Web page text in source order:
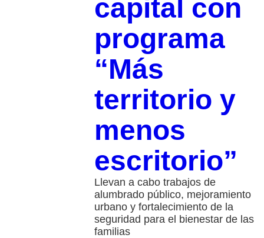
capital con
programa
“Más
territorio y
menos
escritorio”
Llevan a cabo trabajos de
alumbrado público, mejoramiento
urbano y fortalecimiento de la
seguridad para el bienestar de las
familias